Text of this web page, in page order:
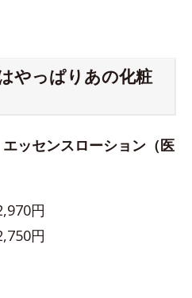
やっぱりあの化粧
センスローション（医
円
円